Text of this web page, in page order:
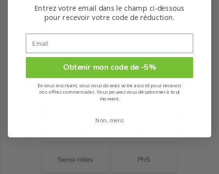
Anti-pigment Aquaphor
Aquaporin active Atopicontrol
Dermatoclean Dermocapillaire
Hyaluron-filler +
Hyaluron-filler
Ultrasensible &
Sensi-rides Ph5
Entrez votre email dans le champ ci-dessous
pour recevoir votre code de réduction.
Obtenir mon code de -5%
En vous inscrivant, vous nous donnez votre accord pour recevoir
nos offres commerciales. Vous pouvez vous désabonner à tout
moment.
Non, merci